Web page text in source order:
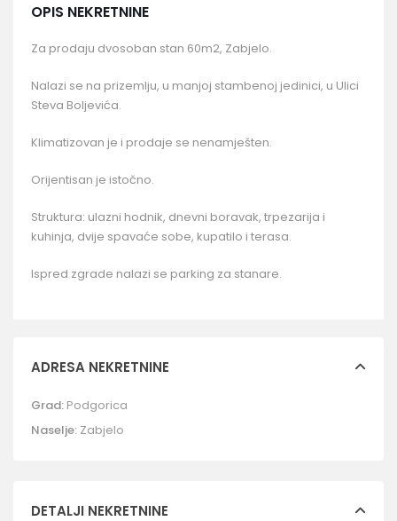
OPIS NEKRETNINE
Za prodaju dvosoban stan 60m2, Zabjelo.
Nalazi se na prizemlju, u manjoj stambenoj jedinici, u Ulici
Steva Boljevića.
Klimatizovan je i prodaje se nenamješten.
Orijentisan je istočno.
Struktura: ulazni hodnik, dnevni boravak, trpezarija i
kuhinja, dvije spavaće sobe, kupatilo i terasa.
Ispred zgrade nalazi se parking za stanare.
ADRESA NEKRETNINE
Grad: Podgorica
Naselje: Zabjelo
DETALJI NEKRETNINE